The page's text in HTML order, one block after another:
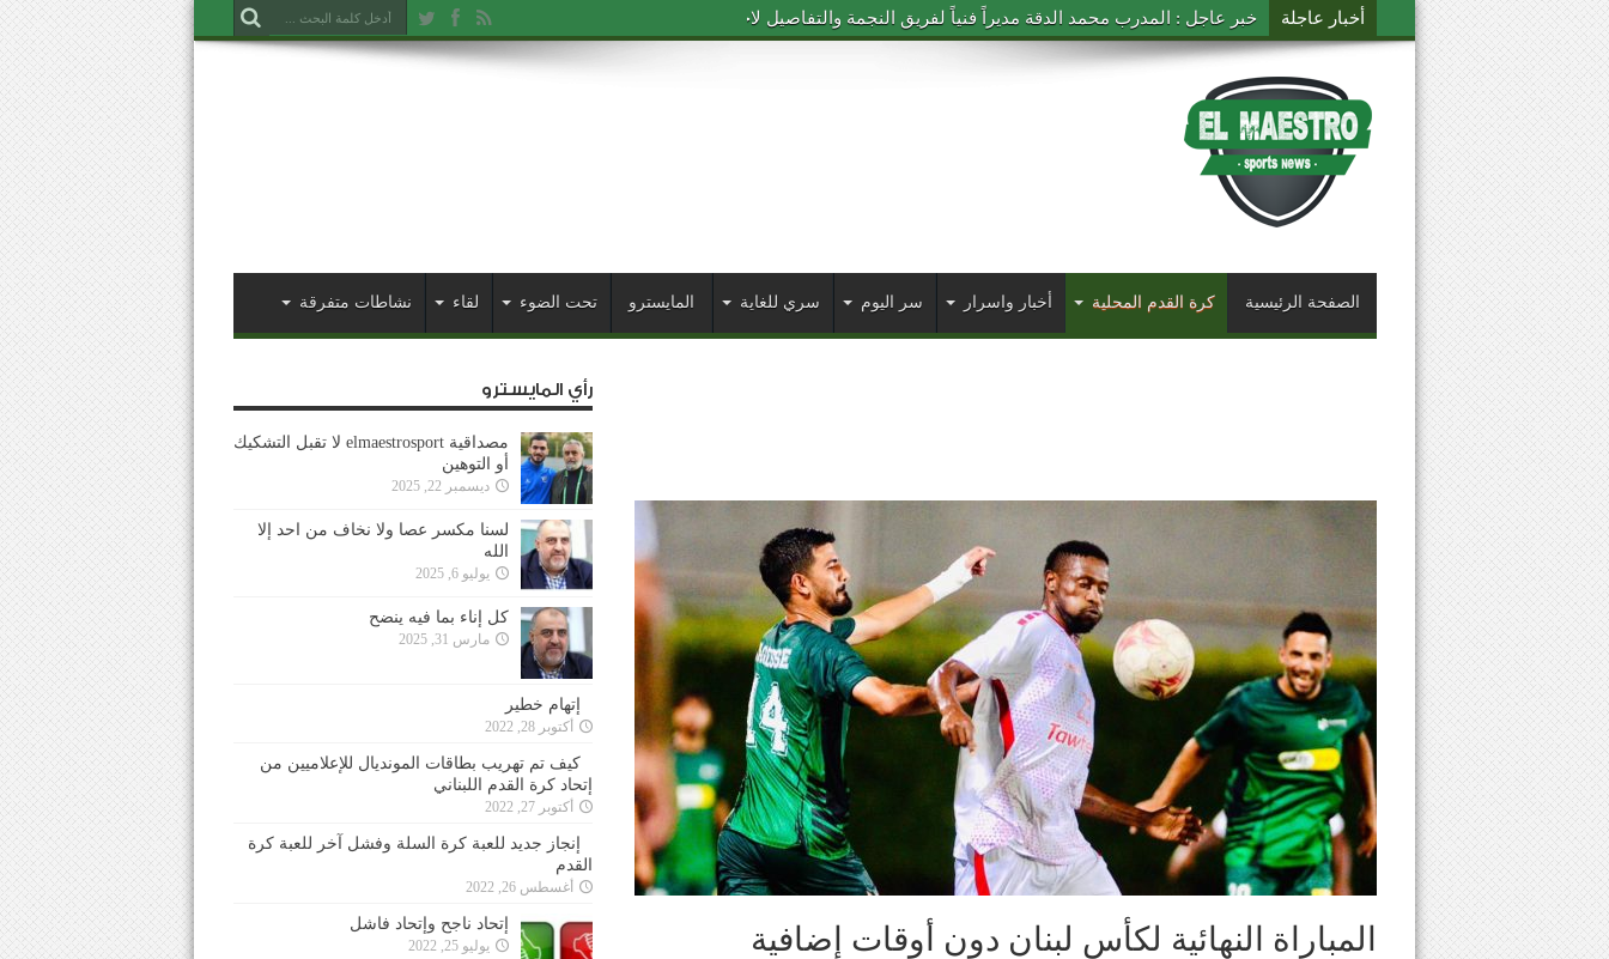
أخبار عاجلة خبر عاجل : المدرب محمد الدقة مديراً فنياً لفريق النجمة والتفاصيل لاحقاً
الصفحة الرئيسية كرة القدم المحلية أخبار واسرار سر اليوم سري للغاية المايسترو تحت الضوء لقاء نشاطات متفرقة
المباراة النهائية لكأس لبنان دون أوقات إضافية
رأي المايسترو
مصداقية elmaestrosport لا تقبل التشكيك
أو التوهين
ديسمبر 22, 2025
لسنا مكسر عصا ولا نخاف من احد إلا
الله
يوليو 6, 2025
كل إناء بما فيه ينضح
مارس 31, 2025
إتهام خطير
أكتوبر 28, 2022
كيف تم تهريب بطاقات المونديال للإعلاميين من
إتحاد كرة القدم اللبناني
أكتوبر 27, 2022
إنجاز جديد للعبة كرة السلة وفشل آخر للعبة كرة
القدم
أغسطس 26, 2022
إتحاد ناجح وإتحاد فاشل
يوليو 25, 2022